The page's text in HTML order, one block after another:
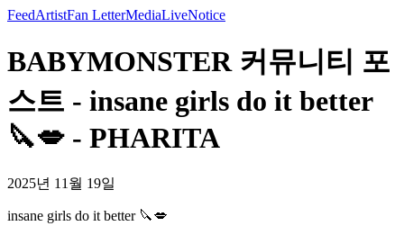
FeedArtistFan LetterMediaLiveNotice
BABYMONSTER 커뮤니티 포
스트 - insane girls do it better
🔪💋 - PHARITA
2025년 11월 19일
insane girls do it better 🔪💋